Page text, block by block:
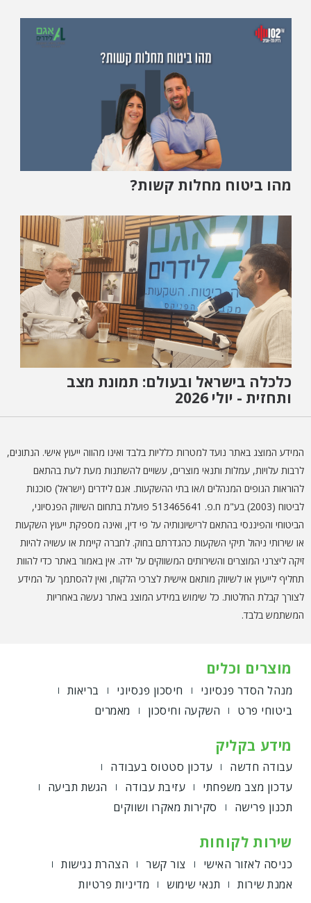
מהו ביטוח מחלות קשות?
כלכלה בישראל ובעולם: תמונת מצב
ותחזית - יולי 2026
המידע המוצג באתר נועד למטרות כלליות בלבד ואינו מהווה ייעוץ אישי. הנתונים,
לרבות עלויות, עמלות ותנאי מוצרים, עשויים להשתנות מעת לעת בהתאם
להוראות הגופים המנהלים ו/או בתי ההשקעות. אגם לידרים (ישראל) סוכנות
לביטוח (2003) בע"מ ח.פ. 513465641 פועלת בתחום השיווק הפנסיוני,
הביטוחי והפיננסי בהתאם לרישיונותיה על פי דין, ואינה מספקת ייעוץ השקעות
או שירותי ניהול תיקי השקעות כהגדרתם בחוק. לחברה קיימת או עשויה להיות
זיקה ליצרני המוצרים והשירותים המשווקים על ידה. אין באמור באתר כדי להוות
תחליף לייעוץ או לשיווק מותאם אישית לצרכי הלקוח, ואין להסתמך על המידע
לצורך קבלת החלטות. כל שימוש במידע המוצג באתר נעשה באחריות
המשתמש בלבד.
מוצרים וכלים
מנהל הסדר פנסיוני חיסכון פנסיוני
בריאות
ביטוחי פרט
השקעה וחיסכון מאמרים
מידע בקליק
עבודה חדשה
עדכון סטטוס בעבודה
עדכון מצב משפחתי
עזיבת עבודה
הגשת תביעה
תכנון פרישה
סקירות מאקרו ושווקים
שירות לקוחות
כניסה לאזור האישי צור קשר
הצהרת נגישות
אמנת שירות
תנאי שימוש מדיניות פרטיות